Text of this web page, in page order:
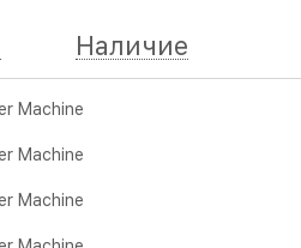
Наличие